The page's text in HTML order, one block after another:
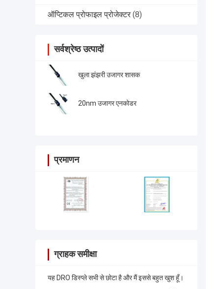
ऑप्टिकल प्रोफाइल प्रोजेक्टर (8)
सर्वश्रेष्ठ उत्पादों
खुला झंझरी उजागर शासक
20nm उजागर एनकोडर
प्रमाणन
ग्राहक समीक्षा
यह DRO डिस्प्ले सभी से छोटा है और मैं इससे बहुत खुश हूँ।